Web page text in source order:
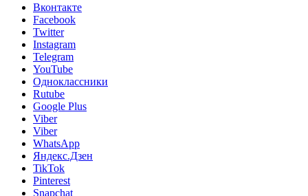
Вконтакте
Facebook
Twitter
Instagram
Telegram
YouTube
Одноклассники
Rutube
Google Plus
Viber
Viber
WhatsApp
Яндекс.Дзен
TikTok
Pinterest
Snapchat